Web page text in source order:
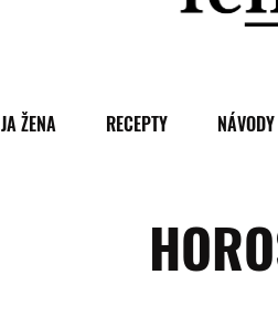
JA ŽENA RECEPTY NÁVODY